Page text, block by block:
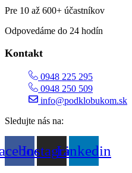
Pre 10 až 600+ účastníkov
Odpovedáme do 24 hodín
Kontakt
0948 225 295
0948 250 509
info@podklobukom.sk
Sledujte nás na:
InstagramLinkedin